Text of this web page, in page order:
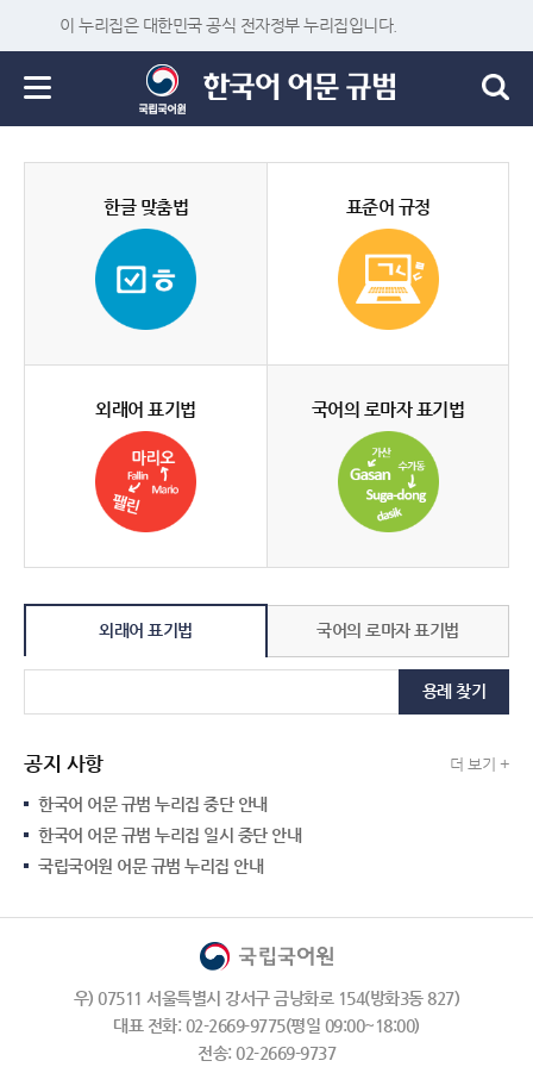
이 누리집은 대한민국 공식 전자정부 누리집입니다.
한글 맞춤법 표준어 규정
외래어 표기법 국어의 로마자 표기법
외래어 표기법 국어의 로마자 표기법
용례 찾기
공지 사항 더 보기 +
한국어 어문 규범 누리집 중단 안내
한국어 어문 규범 누리집 일시 중단 안내
국립국어원 어문 규범 누리집 안내
우) 07511 서울특별시 강서구 금낭화로 154(방화3동 827)
대표 전화: 02-2669-9775(평일 09:00~18:00)
전송: 02-2669-9737